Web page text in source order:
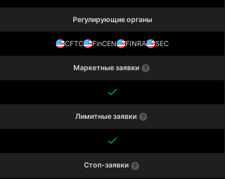
Регулирующие органы
CFTC FinCEN FINRA SEC
Маркетные заявки
Лимитные заявки
Стоп-заявки